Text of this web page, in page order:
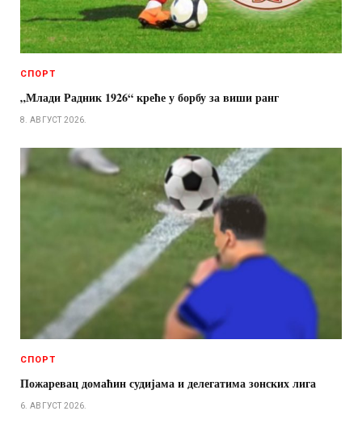
СПОРТ
„Млади Радник 1926“ креће у борбу за виши ранг
8. АВГУСТ 2026.
СПОРТ
Пожаревац домаћин судијама и делегатима зонских лига
6. АВГУСТ 2026.